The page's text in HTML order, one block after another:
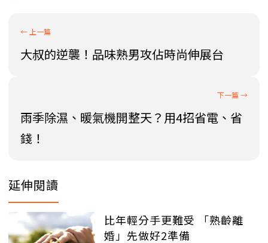
大叔的逆襲！品味熟男攻佔時尚伸展台
雨季除濕、暖氣機開整天？用4招省電、省
錢！
延伸閱讀
比年輕分手更難受 「熟齡離
婚」先做好2準備